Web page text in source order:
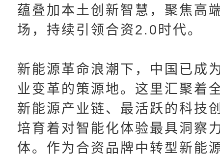
蕴叠加本土创新智慧，聚焦高
场，持续引领合资2.0时代。
新能源革命浪潮下，中国已成
业变革的策源地。这里汇聚着
新能源产业链、最活跃的科技
培育着对智能化体验最具洞察
体。作为合资品牌中转型新能